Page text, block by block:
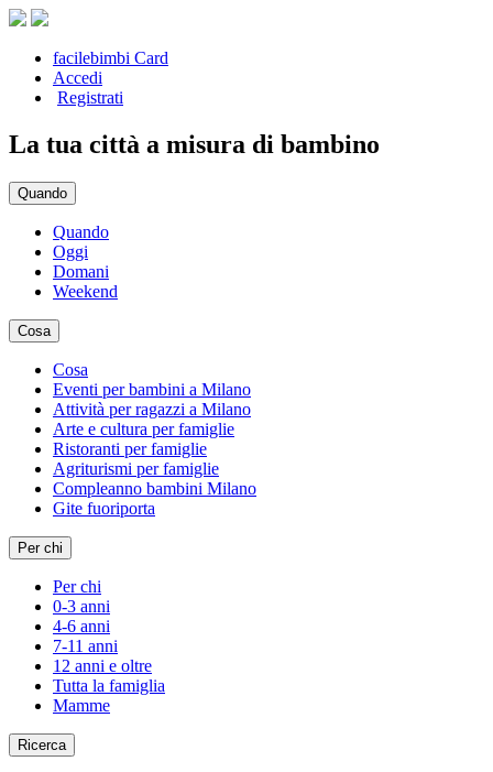
facilebimbi Card
Accedi
Registrati
La tua città a misura di bambino
Quando
Quando
Oggi
Domani
Weekend
Cosa
Cosa
Eventi per bambini a Milano
Attività per ragazzi a Milano
Arte e cultura per famiglie
Ristoranti per famiglie
Agriturismi per famiglie
Compleanno bambini Milano
Gite fuoriporta
Per chi
Per chi
0-3 anni
4-6 anni
7-11 anni
12 anni e oltre
Tutta la famiglia
Mamme
Ricerca